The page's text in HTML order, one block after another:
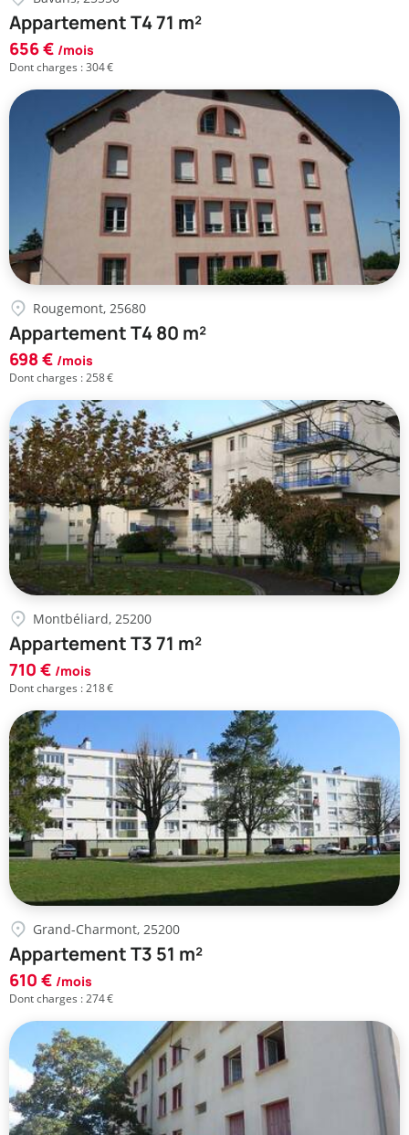
Appartement T4 71 m²
656 € /mois
Dont charges : 304 €
Rougemont, 25680
Appartement T4 80 m²
698 € /mois
Dont charges : 258 €
Montbéliard, 25200
Appartement T3 71 m²
710 € /mois
Dont charges : 218 €
Grand-Charmont, 25200
Appartement T3 51 m²
610 € /mois
Dont charges : 274 €